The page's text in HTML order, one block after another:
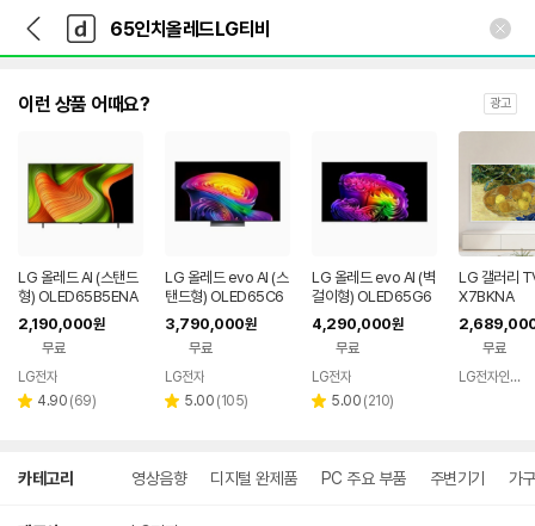
다
나
와
가
다
와
인
이런 상품 어때요? 광고
LG 올레드 AI (스탠드
형) OLED65B5ENA
2,190,000원
무료
LG전자
별 4.90 리
(69)
LG 올레드 evo AI (스
탠드형) OLED65C6
SNA
3,790,000원
무료
LG전자
별 5.00 리
(105)
LG 올레드 evo AI (벽
걸이형) OLED65G6
KNA
4,290,000원
무료
LG전자
별 5.00 리
(210)
LG 갤러리
X7BKNA
무료
LG전자인증점 신영플러스
카테고리 영상음향 디지털 완제품 PC 주요 부품 주변기기 가